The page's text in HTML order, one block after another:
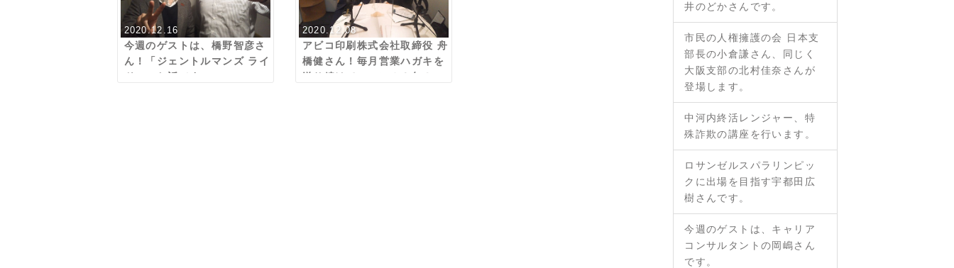
2020.12.16
今週のゲストは、橋野智彦さ
ん！「ジェントルマンズ ライ
ド」のお話です。
2020.12.08
アビコ印刷株式会社取締役 舟
橋健さん！毎月営業ハガキを
送り続けてついに１０年！
井のどかさんです。
市民の人権擁護の会 日本支
部長の小倉謙さん、同じく
大阪支部の北村佳奈さんが
登場します。
中河内終活レンジャー、特
殊詐欺の講座を行います。
ロサンゼルスパラリンピッ
クに出場を目指す宇都田広
樹さんです。
今週のゲストは、キャリア
コンサルタントの岡嶋さん
です。